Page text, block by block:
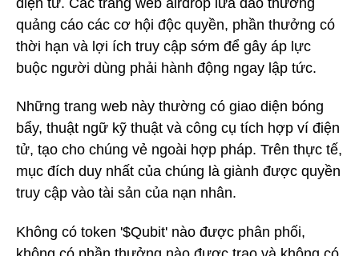
quảng cáo các cơ hội độc quyền, phần thưởng có
thời hạn và lợi ích truy cập sớm để gây áp lực
buộc người dùng phải hành động ngay lập tức.
Những trang web này thường có giao diện bóng
bẩy, thuật ngữ kỹ thuật và công cụ tích hợp ví điện
tử, tạo cho chúng vẻ ngoài hợp pháp. Trên thực tế,
mục đích duy nhất của chúng là giành được quyền
truy cập vào tài sản của nạn nhân.
Không có token '$Qubit' nào được phân phối,